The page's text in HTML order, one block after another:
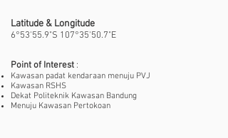
Latitude & Longitude
6°53'55.9"S 107°35'50.7"E
Point of Interest :
Kawasan padat kendaraan menuju PVJ
Kawasan RSHS
Dekat Politeknik Kawasan Bandung
Menuju Kawasan Pertokoan